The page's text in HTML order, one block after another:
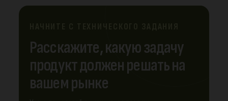
Расскажите, какую задачу
продукт должен решать на
вашем рынке